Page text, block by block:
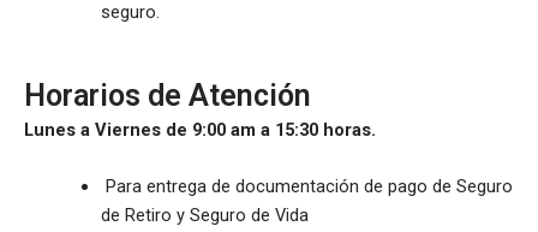
seguro.
Horarios de Atención
Lunes a Viernes de 9:00 am a 15:30 horas.
Para entrega de documentación de pago de Seguro
de Retiro y Seguro de Vida